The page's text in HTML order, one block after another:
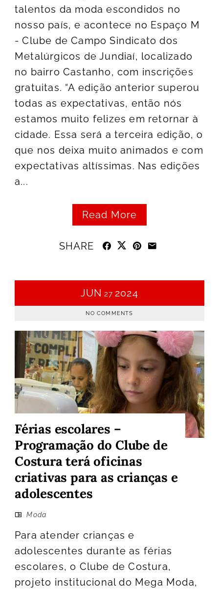
talentos da moda escondidos no
nosso país, e acontece no Espaço M
- Clube de Campo Sindicato dos
Metalúrgicos de Jundiaí, localizado
no bairro Castanho, com inscrições
gratuitas. “A edição anterior superou
todas as expectativas, então nós
estamos muito felizes em retornar à
cidade. Essa será a terceira edição, o
que nos deixa muito animados e com
expectativas altíssimas. Nas edições
a...
Read More
SHARE
JUN 27 2024
NO COMMENTS
Férias escolares –
Programação do Clube de
Costura terá oficinas
criativas para as crianças e
adolescentes
Moda
Para atender crianças e
adolescentes durante as férias
escolares, o Clube de Costura,
projeto institucional do Mega Moda,